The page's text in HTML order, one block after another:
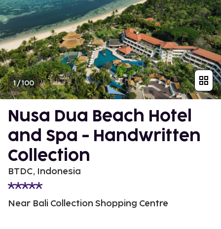
1/100
Nusa Dua Beach Hotel
and Spa - Handwritten
Collection
BTDC, Indonesia
Near Bali Collection Shopping Centre